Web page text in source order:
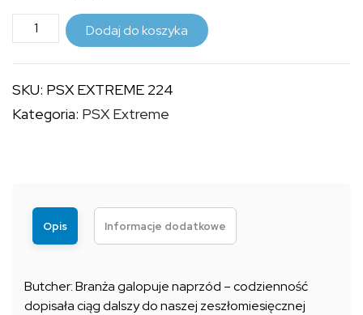
ilość
PSX
224
Dodaj do koszyka
SKU: PSX EXTREME 224
Kategoria: PSX Extreme
Opis Informacje dodatkowe
Butcher: Branża galopuje naprzód – codzienność
dopisała ciąg dalszy do naszej zeszłomiesięcznej